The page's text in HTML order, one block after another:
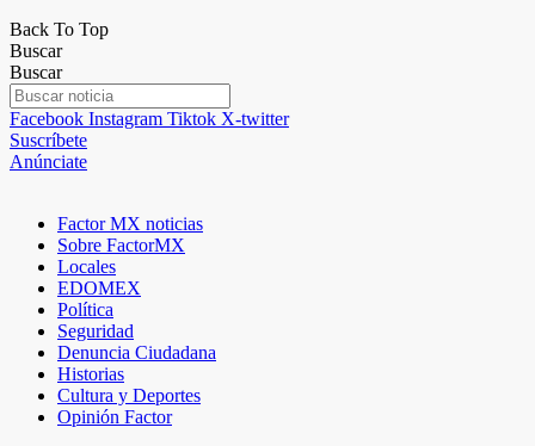
Back To Top
Buscar
Buscar
Facebook Instagram Tiktok X-twitter
Suscríbete
Anúnciate
Factor MX noticias
Sobre FactorMX
Locales
EDOMEX
Política
Seguridad
Denuncia Ciudadana
Historias
Cultura y Deportes
Opinión Factor